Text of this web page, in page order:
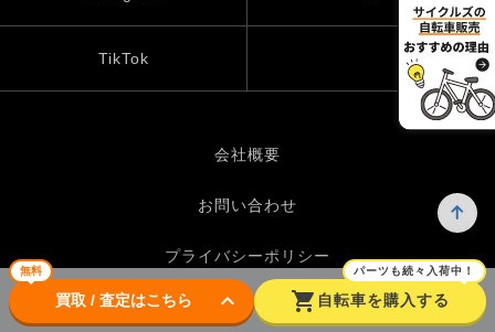
無料
買取 / 査定はこちら keyboard_arrow_down shopping_cart
パーツも続々入荷中！
自転車を購入する
TikTok
会社概要
お問い合わせ
プライバシーポリシー